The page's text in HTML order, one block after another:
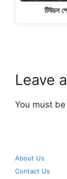
টিউচন
Leave
You must be
About Us
Contact Us